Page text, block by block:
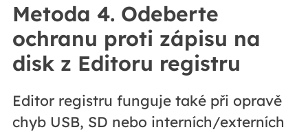
Metoda 4. Odeberte
ochranu proti zápisu na
disk z Editoru registru
Editor registru funguje také při opravě
chyb USB, SD nebo interních/externích